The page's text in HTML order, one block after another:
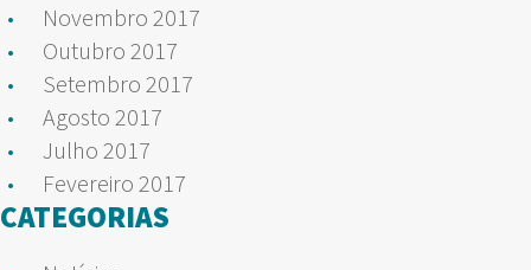
Novembro 2017
Outubro 2017
Setembro 2017
Agosto 2017
Julho 2017
Fevereiro 2017
CATEGORIAS